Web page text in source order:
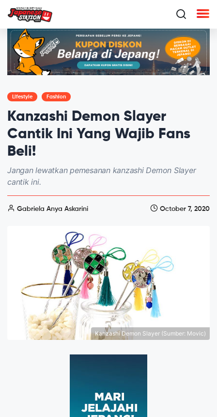
Lifestyle Fashion
Kanzashi Demon Slayer
Cantik Ini Yang Wajib Fans
Beli!
Jangan lewatkan pemesanan kanzashi Demon Slayer
cantik ini.
Gabriela Anya Askarini October 7, 2020
Kanzashi Demon Slayer (Sumber: Movic)